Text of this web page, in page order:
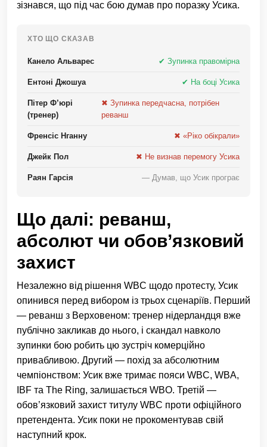
зізнався, що під час бою думав про поразку Усика.
ХТО ЩО СКАЗАВ
Канело Альварес ✔ Зупинка правомірна
Ентоні Джошуа ✔ На боці Усика
Пітер Ф’юрі
(тренер)
✖ Зупинка передчасна, потрібен
реванш
Френсіс Нганну ✖ «Ріко обікрали»
Джейк Пол ✖ Не визнав перемогу Усика
Раян Гарсія — Думав, що Усик програє
Що далі: реванш,
абсолют чи обов’язковий
захист
Незалежно від рішення WBC щодо протесту, Усик
опинився перед вибором із трьох сценаріїв. Перший
— реванш з Верховеном: тренер нідерландця вже
публічно закликав до нього, і скандал навколо
зупинки бою робить цю зустріч комерційно
привабливою. Другий — похід за абсолютним
чемпіонством: Усик вже тримає пояси WBC, WBA,
IBF та The Ring, залишається WBO. Третій —
обов’язковий захист титулу WBC проти офіційного
претендента. Усик поки не прокоментував свій
наступний крок.